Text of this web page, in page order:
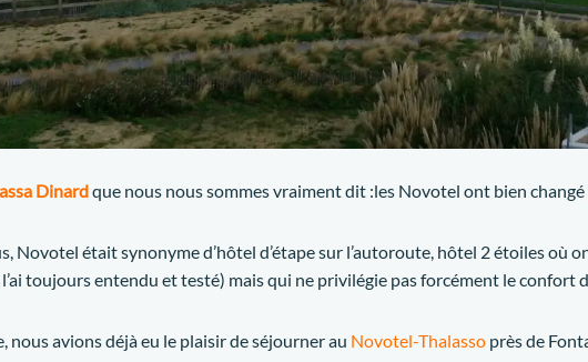
Dinardque nous nous sommes vraiment dit :les Novotel ont bien changé
Novotel était synonyme d’hôtel d’étape sur l’autoroute, hôtel 2 étoiles où
toujours entendu et testé) mais qui ne privilégie pas forcément le confort
nous avions déjà eu le plaisir de séjourner au Novotel-Thalasso près de